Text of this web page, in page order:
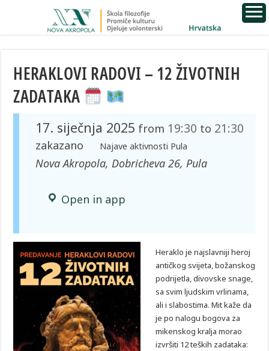
HERAKLOVI RADOVI – 12 ŽIVOTNIH
ZADATAKA
17. siječnja 2025 from 19:30 to 21:30
zakazano Najave aktivnosti Pula
Nova Akropola, Dobricheva 26, Pula
Open in app
Heraklo je najslavniji heroj
antičkog svijeta, božanskog
podrijetla, divovske snage,
sa svim ljudskim vrlinama,
ali i slabostima. Mit kaže da
je po nalogu bogova za
mikenskog kralja morao
izvršiti 12 teških zadataka: